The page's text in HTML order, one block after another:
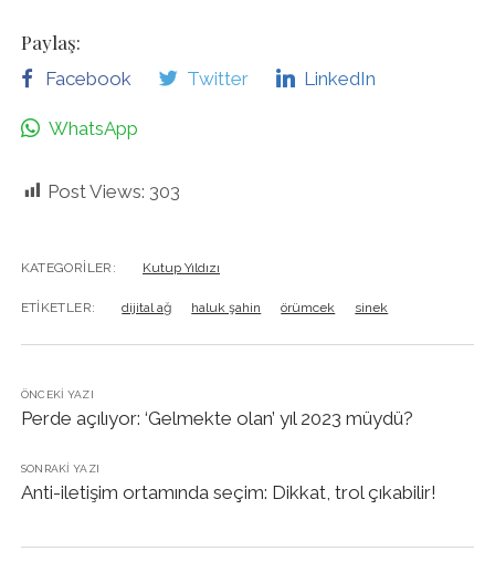
Paylaş:
Facebook Twitter LinkedIn
WhatsApp
Post Views: 303
KATEGORILER: Kutup Yıldızı
ETIKETLER: dijital ağ haluk şahin örümcek sinek
ÖNCEKI YAZI
Perde açılıyor: ‘Gelmekte olan’ yıl 2023 müydü?
SONRAKI YAZI
Anti-iletişim ortamında seçim: Dikkat, trol çıkabilir!